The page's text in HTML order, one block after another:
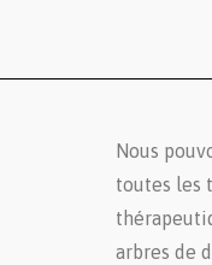
Nous
toutes les
arbres de